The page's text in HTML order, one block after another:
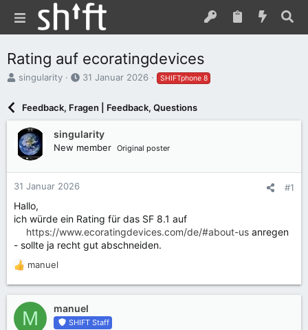
Rating auf ecoratingdevices
E
l
l
r
singularity
E
t
l
l
a
31 Januar 2026 SHIFTphone 8
Feedback, Fragen | Feedback, Questions
singularity
New member Original poster
31 Januar 2026 #1
Hallo,
ich würde ein Rating für das SF 8.1 auf
https://www.ecoratingdevices.com/de/#about-us anregen
- sollte ja recht gut abschneiden.
R
e
a
k
t
manuel
M manuel
SHIFT Staff